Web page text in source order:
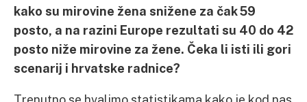
kako su mirovine žena snižene za čak 59
posto, a na razini Europe rezultati su 40 do 42
posto niže mirovine za žene. Čeka li isti ili gori
scenarij i hrvatske radnice?